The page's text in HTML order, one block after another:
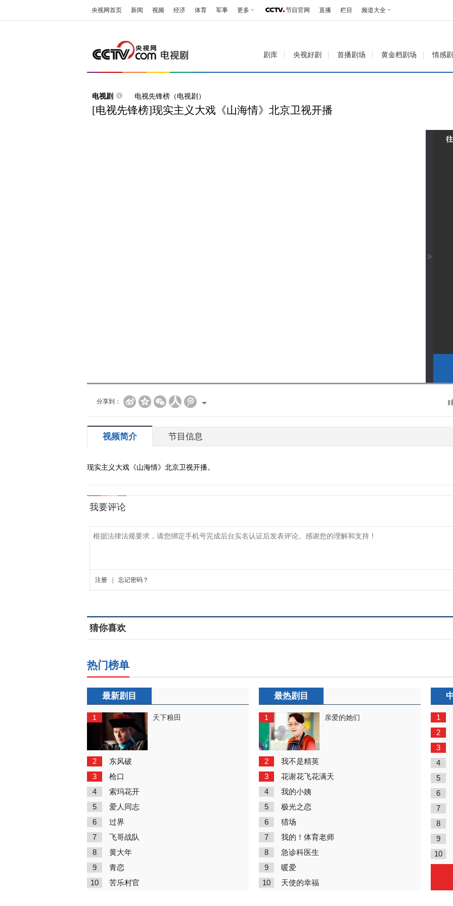
央视网首页 新闻 视频 经济 体育 军事 更多 节目官网 直播 栏目 频道大全
剧库 央视好剧 首播剧场 黄金档剧场 情感
电视剧 电视先锋榜（电视剧）
[电视先锋榜]现实主义大戏《山海情》北京卫视开播
分享到：
视频简介 节目信息
现实主义大戏《山海情》北京卫视开播。
猜你喜欢
热门榜单
最新剧目
1 天下粮田
2 东风破
3 枪口
4 索玛花开
5 爱人同志
6 过界
7 飞哥战队
8 黄大年
9 青恋
10 苦乐村官
最热剧目
1 亲爱的她们
2 我不是精英
3 花谢花飞花满天
4 我的小姨
5 极光之恋
6 猎场
7 我的！体育老师
8 急诊科医生
9 暖爱
10 天使的幸福
1
2
3
4
5
6
7
8
9
10